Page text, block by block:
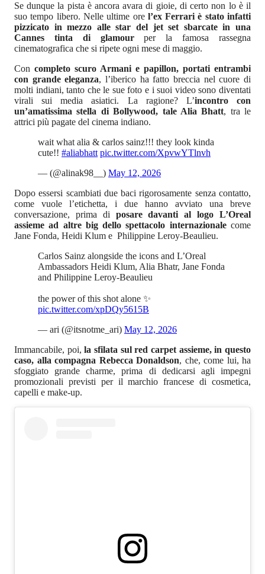
Se dunque la pista è ancora avara di gioie, di certo non lo è il
suo tempo libero. Nelle ultime orel’ex Ferrari è stato infatti
pizzicato in mezzo alle star del jet set sbarcate in una
Cannes tinta di glamourper la famosa rassegna
cinematografica che si ripete ogni mese di maggio.
Con completo scuro Armani e papillon, portati entrambi
con grande eleganza, l’iberico ha fatto breccia nel cuore di
molti indiani, tanto che le sue foto e i suoi video sono diventati
virali sui media asiatici. La ragione? L’incontro con
un’amatissima stella di Bollywood, tale Alia Bhatt, tra le
attrici più pagate del cinema indiano.
wait what alia & carlos sainz!!! they look kinda
cute!! #aliabhatt pic.twitter.com/XpvwYTlnvh
— (@alinak98__) May 12, 2026
Dopo essersi scambiati due baci rigorosamente senza contatto,
come vuole l’etichetta, i due hanno avviato una breve
conversazione, prima di posare davanti al logo L’Oreal
assieme ad altre big dello spettacolo internazionalecome
Jane Fonda, Heidi Klum e Philippine Leroy-Beaulieu.
Carlos Sainz alongside the icons and L’Oreal
Ambassadors Heidi Klum, Alia Bhatr, Jane Fonda
and Philippine Leroy-Beaulieu
the power of this shot alone ✨
pic.twitter.com/xpDQy5615B
— ari (@itsnotme_ari) May 12, 2026
Immancabile, poi, la sfilata sul red carpet assieme, in questo
caso, alla compagna Rebecca Donaldson, che, come lui, ha
sfoggiato grande charme, prima di dedicarsi agli impegni
promozionali previsti per il marchio francese di cosmetica,
capelli e make-up.